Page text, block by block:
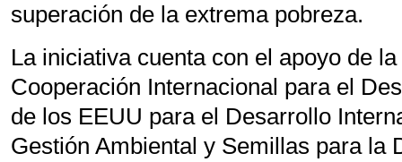
superación de la extrema pobreza.
La iniciativa cuenta con el apoyo de
Cooperación Internacional para el
de los EEUU para el Desarrollo
Gestión Ambiental y Semillas para la